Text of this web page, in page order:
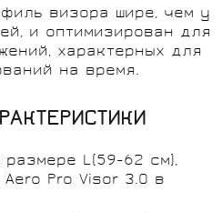
визора шире, чем у
и оптимизирован для
характерных для
на время.
L(59-62 см),
Pro Visor 3.0 в